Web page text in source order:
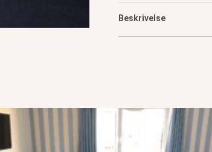
Beskrivelse